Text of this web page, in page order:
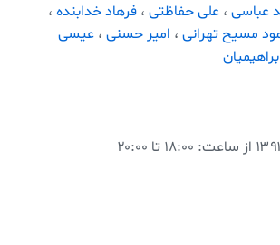
عباسی ، علی حفاظتی ، فرهاد خدابنده ،
مسیح تهرانی ، امیر حسنی ، عیسی
۱۴ از ساعت: ۱۸:۰۰ تا ۲۰:۰۰